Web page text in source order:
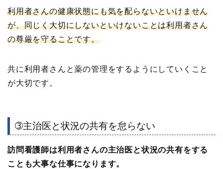
利用者さんの健康状態にも気を配らないといけません
が、同じく大切にしないといけないことは利用者さん
の尊厳を守ることです。
共に利用者さんと薬の管理をするようにしていくこと
が大切です。
➂主治医と状況の共有を怠らない
訪問看護師は利用者さんの主治医と状況の共有をする
ことも大事な仕事になります。